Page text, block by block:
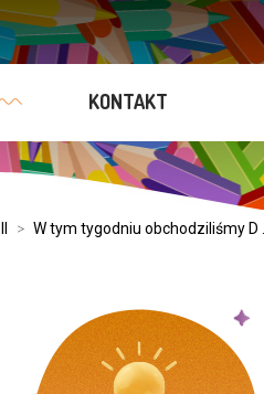
KONTAKT
> W tym tygodniu obchodziliśmy D ...